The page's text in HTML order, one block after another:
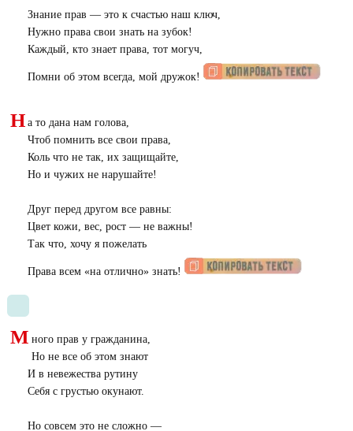
Знание прав — это к счастью наш ключ,
Нужно права свои знать на зубок!
Каждый, кто знает права, тот могуч,
Помни об этом всегда, мой дружок!
Н а то дана нам голова,
Чтоб помнить все свои права,
Коль что не так, их защищайте,
Но и чужих не нарушайте!
Друг перед другом все равны:
Цвет кожи, вес, рост — не важны!
Так что, хочу я пожелать
Права всем «на отлично» знать!
М ного прав у гражданина,
Но не все об этом знают
И в невежества рутину
Себя с грустью окунают.
Но совсем это не сложно —